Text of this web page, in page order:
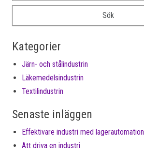
Kategorier
Järn- och stålindustrin
Läkemedelsindustrin
Textilindustrin
Senaste inläggen
Effektivare industri med lagerautomation
Att driva en industri